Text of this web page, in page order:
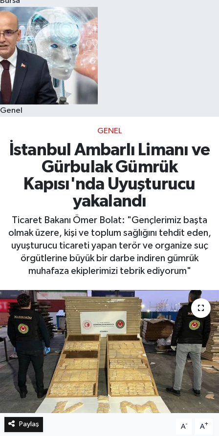
Genel
GENEL
İstanbul Ambarlı Limanı ve
Gürbulak Gümrük
Kapısı'nda Uyuşturucu
yakalandı
Ticaret Bakanı Ömer Bolat: "Gençlerimiz başta
olmak üzere, kişi ve toplum sağlığını tehdit eden,
uyuşturucu ticareti yapan terör ve organize suç
örgütlerine büyük bir darbe indiren gümrük
muhafaza ekiplerimizi tebrik ediyorum"
Paylaş A- A+
Eğitim
Sağlık
Dünya
Magazin
Kültür & Sanat
Teknoloji
Bilim
Genel
Bilim, Teknoloji